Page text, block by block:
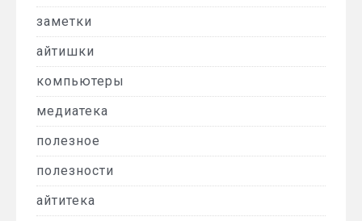
заметки
айтишки
компьютеры
медиатека
полезное
полезности
айтитека